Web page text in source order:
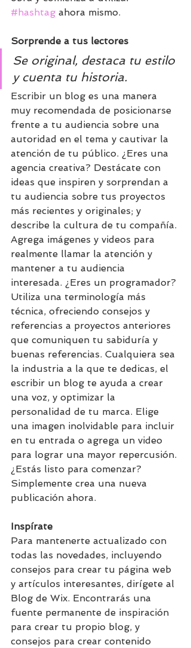
#hashtag ahora mismo.
Sorprende a tus lectores
Se original, destaca tu estilo
y cuenta tu historia.
Escribir un blog es una manera
muy recomendada de posicionarse
frente a tu audiencia sobre una
autoridad en el tema y cautivar la
atención de tu público. ¿Eres una
agencia creativa? Destácate con
ideas que inspiren y sorprendan a
tu audiencia sobre tus proyectos
más recientes y originales; y
describe la cultura de tu compañía.
Agrega imágenes y videos para
realmente llamar la atención y
mantener a tu audiencia
interesada. ¿Eres un programador?
Utiliza una terminología más
técnica, ofreciendo consejos y
referencias a proyectos anteriores
que comuniquen tu sabiduría y
buenas referencias. Cualquiera sea
la industria a la que te dedicas, el
escribir un blog te ayuda a crear
una voz, y optimizar la
personalidad de tu marca. Elige
una imagen inolvidable para incluir
en tu entrada o agrega un video
para lograr una mayor repercusión.
¿Estás listo para comenzar?
Simplemente crea una nueva
publicación ahora.
Inspírate
Para mantenerte actualizado con
todas las novedades, incluyendo
consejos para crear tu página web
y artículos interesantes, dirígete al
Blog de Wix. Encontrarás una
fuente permanente de inspiración
para crear tu propio blog, y
consejos para crear contenido